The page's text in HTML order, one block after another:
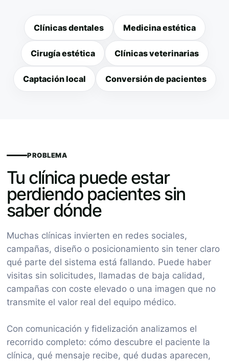
Clínicas dentales Medicina estética
Cirugía estética Clínicas veterinarias
Captación local Conversión de pacientes
PROBLEMA
Tu clínica puede estar
perdiendo pacientes sin
saber dónde
Muchas clínicas invierten en redes sociales,
campañas, diseño o posicionamiento sin tener claro
qué parte del sistema está fallando. Puede haber
visitas sin solicitudes, llamadas de baja calidad,
campañas con coste elevado o una imagen que no
transmite el valor real del equipo médico.
Con comunicación y fidelización analizamos el
recorrido completo: cómo descubre el paciente la
clínica, qué mensaje recibe, qué dudas aparecen,